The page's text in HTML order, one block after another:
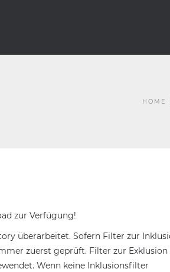
HOME
zur Verfügung!
überarbeitet. Sofern Filter zur
zuerst geprüft. Filter zur Exklusion
Wenn keine Inklusionsfilter